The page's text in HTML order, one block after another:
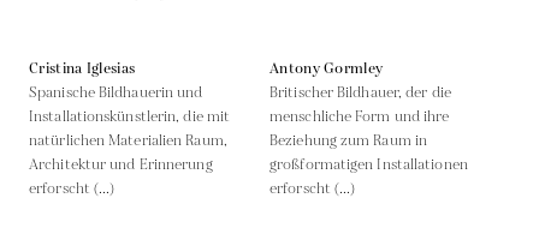
Cristina Iglesias
Spanische Bildhauerin und
Installationskünstlerin, die mit
natürlichen Materialien Raum,
Architektur und Erinnerung
erforscht (...)
Antony Gormley
Britischer Bildhauer, der die
menschliche Form und ihre
Beziehung zum Raum in
großformatigen Installationen
erforscht (...)